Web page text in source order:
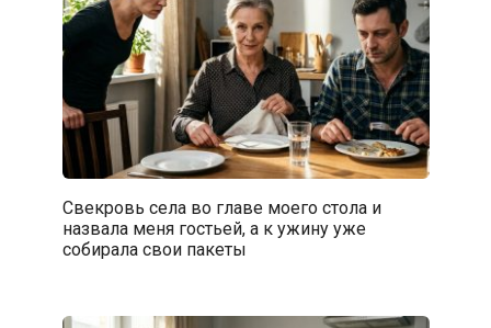
Свекровь села во главе моего стола и
назвала меня гостьей, а к ужину уже
собирала свои пакеты